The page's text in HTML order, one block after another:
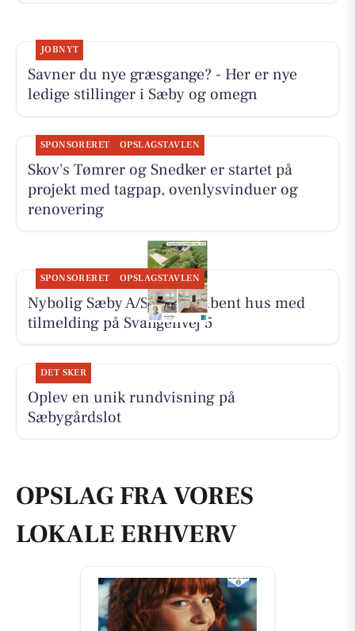
JOBNYT
Savner du nye græsgange? - Her er nye
ledige stillinger i Sæby og omegn
SPONSORERET OPSLAGSTAVLEN
Skov's Tømrer og Snedker er startet på
projekt med tagpap, ovenlysvinduer og
renovering
SPONSORERET OPSLAGSTAVLEN
Nybolig Sæby A/S holder åbent hus med
tilmelding på Svangenvej 5
DET SKER
Oplev en unik rundvisning på
Sæbygårdslot
OPSLAG FRA VORES
LOKALE ERHVERV